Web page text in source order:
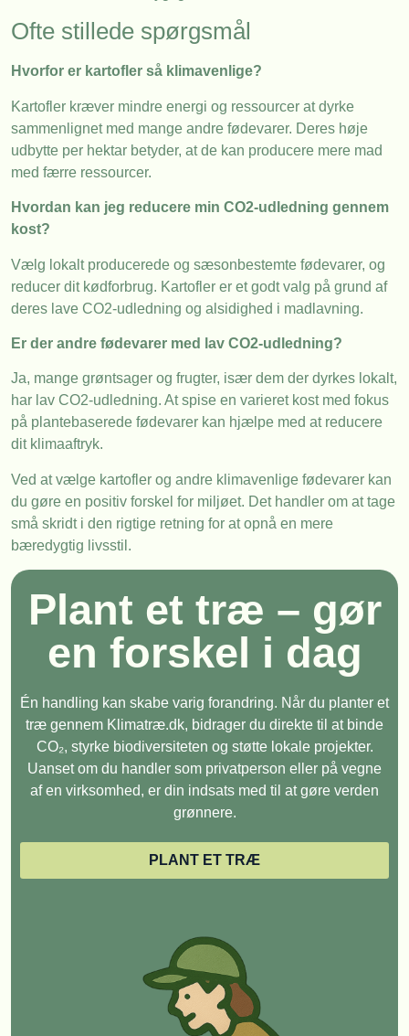
Ofte stillede spørgsmål
Hvorfor er kartofler så klimavenlige?
Kartofler kræver mindre energi og ressourcer at dyrke
sammenlignet med mange andre fødevarer. Deres høje
udbytte per hektar betyder, at de kan producere mere mad
med færre ressourcer.
Hvordan kan jeg reducere min CO2-udledning gennem
kost?
Vælg lokalt producerede og sæsonbestemte fødevarer, og
reducer dit kødforbrug. Kartofler er et godt valg på grund af
deres lave CO2-udledning og alsidighed i madlavning.
Er der andre fødevarer med lav CO2-udledning?
Ja, mange grøntsager og frugter, især dem der dyrkes lokalt,
har lav CO2-udledning. At spise en varieret kost med fokus
på plantebaserede fødevarer kan hjælpe med at reducere
dit klimaaftryk.
Ved at vælge kartofler og andre klimavenlige fødevarer kan
du gøre en positiv forskel for miljøet. Det handler om at tage
små skridt i den rigtige retning for at opnå en mere
bæredygtig livsstil.
Plant et træ – gør
en forskel i dag
Én handling kan skabe varig forandring. Når du planter et
træ gennem Klimatræ.dk, bidrager du direkte til at binde
CO₂, styrke biodiversiteten og støtte lokale projekter.
Uanset om du handler som privatperson eller på vegne
af en virksomhed, er din indsats med til at gøre verden
grønnere.
PLANT ET TRÆ